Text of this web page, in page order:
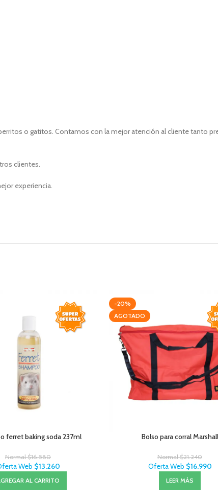
o gatitos. Contamos con la mejor atención al cliente tanto
clientes.
experiencia.
ferret baking soda 237ml
Normal$16.580
Web $13.260
AL CARRITO
-20%
AGOTADO
Bolso para corral Marshall
Normal$21.240
Oferta Web $16.990
LEER MÁS